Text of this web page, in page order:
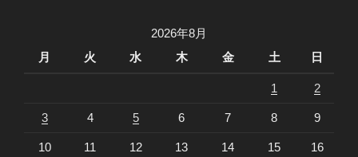
2026年8月
月
火 水 木 金 土 日
1 2
3 4 5 6 7 8 9
10 11 12 13 14 15 16